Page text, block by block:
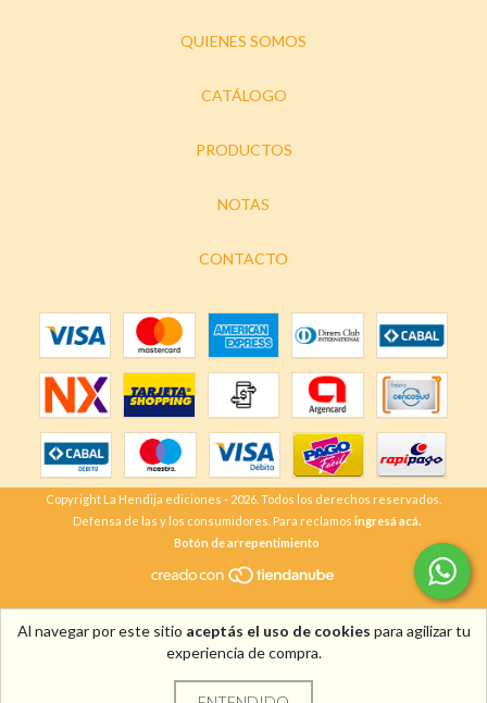
Al navegar por este sitio aceptás el uso de cookies para agilizar tu
experiencia de compra.
QUIENES SOMOS
CATÁLOGO
PRODUCTOS
NOTAS
CONTACTO
Copyright La Hendija ediciones - 2026. Todos los derechos reservados.
Defensa de las y los consumidores. Para reclamos ingresá acá.
Botón de arrepentimiento